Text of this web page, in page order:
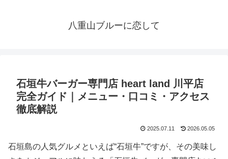
八重山ブルーに恋して
石垣牛バーガー専門店 heart land 川平店
完全ガイド｜メニュー・口コミ・アクセス
徹底解説
2025.07.11 2026.05.05
石垣島の人気グルメといえば“石垣牛”ですが、その美味し